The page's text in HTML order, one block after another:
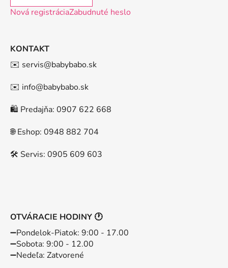
Nová registráciaZabudnuté heslo
KONTAKT
✉️ servis@babybabo.sk
✉️ info@babybabo.sk
🛍️ Predajňa: 0907 622 668
🌐 Eshop: 0948 882 704
🛠️ Servis: 0905 609 603
OTVÁRACIE HODINY 🕐
➖️Pondelok-Piatok: 9:00 - 17.00
➖️Sobota: 9:00 - 12.00
➖️Nedeľa: Zatvorené